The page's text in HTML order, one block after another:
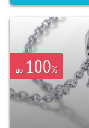
до 100%